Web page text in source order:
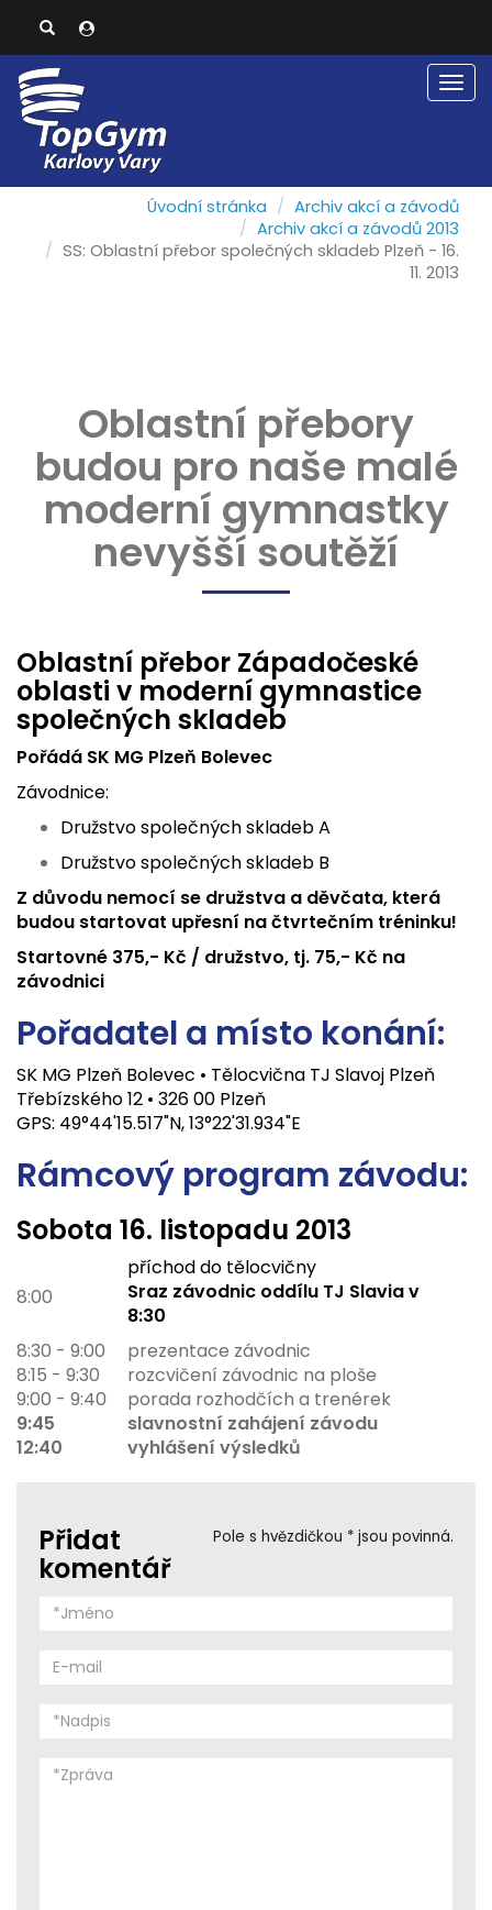
Úvodní stránka
Archiv akcí a závodů
Archiv akcí a závodů 2013
SS: Oblastní přebor společných skladeb Plzeň - 16.
11. 2013
Oblastní přebory
budou pro naše malé
moderní gymnastky
nevyšší soutěží
Oblastní přebor Západočeské
oblasti v moderní gymnastice
společných skladeb
Pořádá SK MG Plzeň Bolevec
Závodnice:
Družstvo společných skladeb A
Družstvo společných skladeb B
Z důvodu nemocí se družstva a děvčata, která
budou startovat upřesní na čtvrtečním tréninku!
Startovné 375,- Kč / družstvo, tj. 75,- Kč na
závodnici
Pořadatel a místo konání:
SK MG Plzeň Bolevec • Tělocvična TJ Slavoj Plzeň
Třebízského 12 • 326 00 Plzeň
GPS: 49°44'15.517"N, 13°22'31.934"E
Rámcový program závodu:
Sobota 16. listopadu 2013
8:00
příchod do tělocvičny
Sraz závodnic oddílu TJ Slavia v
8:30
8:30 - 9:00
prezentace závodnic
8:15 - 9:30
rozcvičení závodnic na ploše
9:00 - 9:40
porada rozhodčích a trenérek
9:45
slavnostní zahájení závodu
12:40
vyhlášení výsledků
Pole s hvězdičkou * jsou povinná.
Přidat
komentář